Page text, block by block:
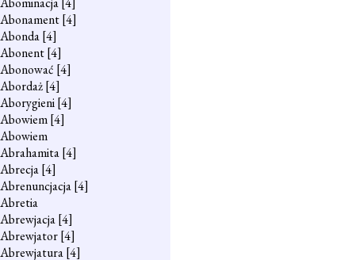
Abonament[4]
Abonda[4]
Abonent[4]
Abonować [4]
Abordaż[4]
Aborygieni[4]
Abowiem[4]
Abowiem
Abrahamita[4]
Abrecja[4]
Abrenuncjacja[4]
Abretia
Abrewjacja[4]
Abrewjator[4]
Abrewjatura[4]